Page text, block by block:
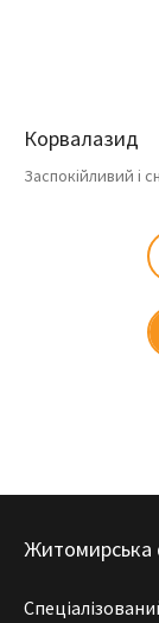
Корвалазид
Заспокійливий і
Житомирська